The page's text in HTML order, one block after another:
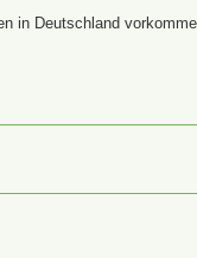
in Deutschland